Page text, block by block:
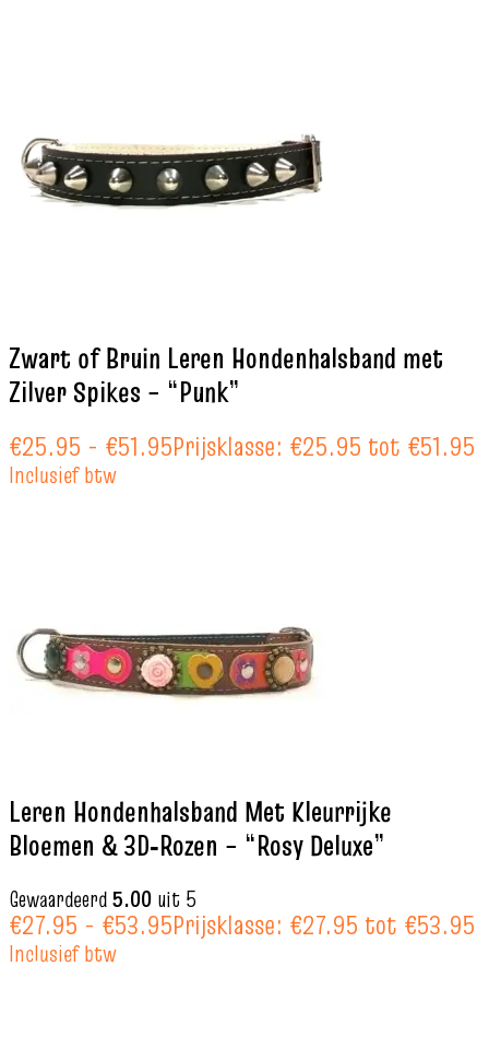
Zwart of Bruin Leren Hondenhalsband met
Zilver Spikes – “Punk”
€25.95 - €51.95Prijsklasse: €25.95 tot €51.95
Inclusief btw
Leren Hondenhalsband Met Kleurrijke
Bloemen & 3D‑Rozen – “Rosy Deluxe”
Gewaardeerd5.00 uit 5
€27.95 - €53.95Prijsklasse: €27.95 tot €53.95
Inclusief btw